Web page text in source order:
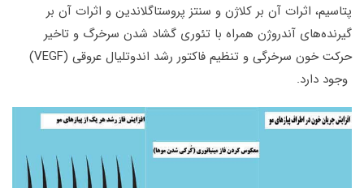
پتاسیم، اثرات آن بر کلاژن و سنتز پروستاگلاندین و اثرات آن بر
گیرنده‌های آندروژن همراه با تئوری گشاد شدن سرخرگ و تاخیر
حرکت خون سرخرگی و تنظیم فاکتور رشد اندوتلیال عروقی (VEGF)
وجود دارد.